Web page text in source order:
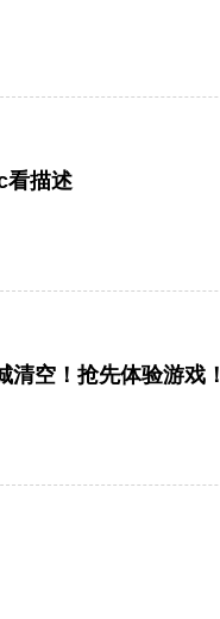
看描述
空！抢先体验游戏！